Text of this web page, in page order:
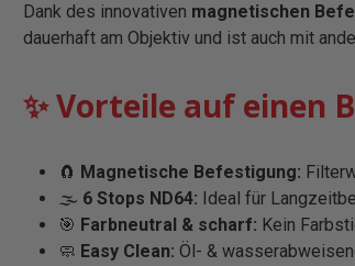
Dank des innovativen magnetischen
dauerhaft am Objektiv und ist auch mit
✨ Vorteile auf einen
🧲 Magnetische Befestigung:
🌫️ 6 Stops ND64: Ideal für
🎯 Farbneutral & scharf: Kein
🧼 Easy Clean: Öl- &